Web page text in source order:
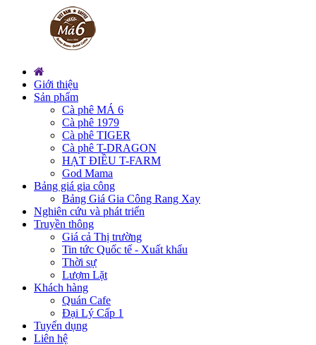
Giới thiệu
Sản phẩm
Cà phê MÁ 6
Cà phê 1979
Cà phê TIGER
Cà phê T-DRAGON
HẠT ĐIỀU T-FARM
God Mama
Bảng giá gia công
Bảng Giá Gia Công Rang Xay
Nghiên cứu và phát triển
Truyền thông
Giá cả Thị trường
Tin tức Quốc tế - Xuất khẩu
Thời sự
Lượm Lặt
Khách hàng
Quán Cafe
Đại Lý Cấp 1
Tuyển dụng
Liên hệ